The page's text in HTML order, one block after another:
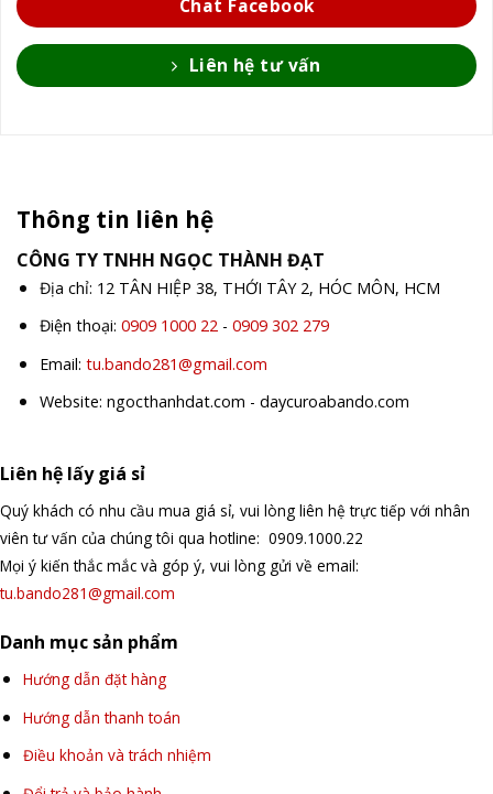
Chat Facebook
Liên hệ tư vấn
Thông tin liên hệ
CÔNG TY TNHH NGỌC THÀNH ĐẠT
Địa chỉ: 12 TÂN HIỆP 38, THỚI TÂY 2, HÓC MÔN, HCM
Điện thoại: 0909 1000 22- 0909 302 279
Email: tu.bando281@gmail.com
Website: ngocthanhdat.com - daycuroabando.com
Liên hệ lấy giá sỉ
Quý khách có nhu cầu mua giá sỉ, vui lòng liên hệ trực tiếp với nhân
viên tư vấn của chúng tôi qua hotline: 0909.1000.22
Mọi ý kiến thắc mắc và góp ý, vui lòng gửi về email:
tu.bando281@gmail.com
Danh mục sản phẩm
Hướng dẫn đặt hàng
Hướng dẫn thanh toán
Điều khoản và trách nhiệm